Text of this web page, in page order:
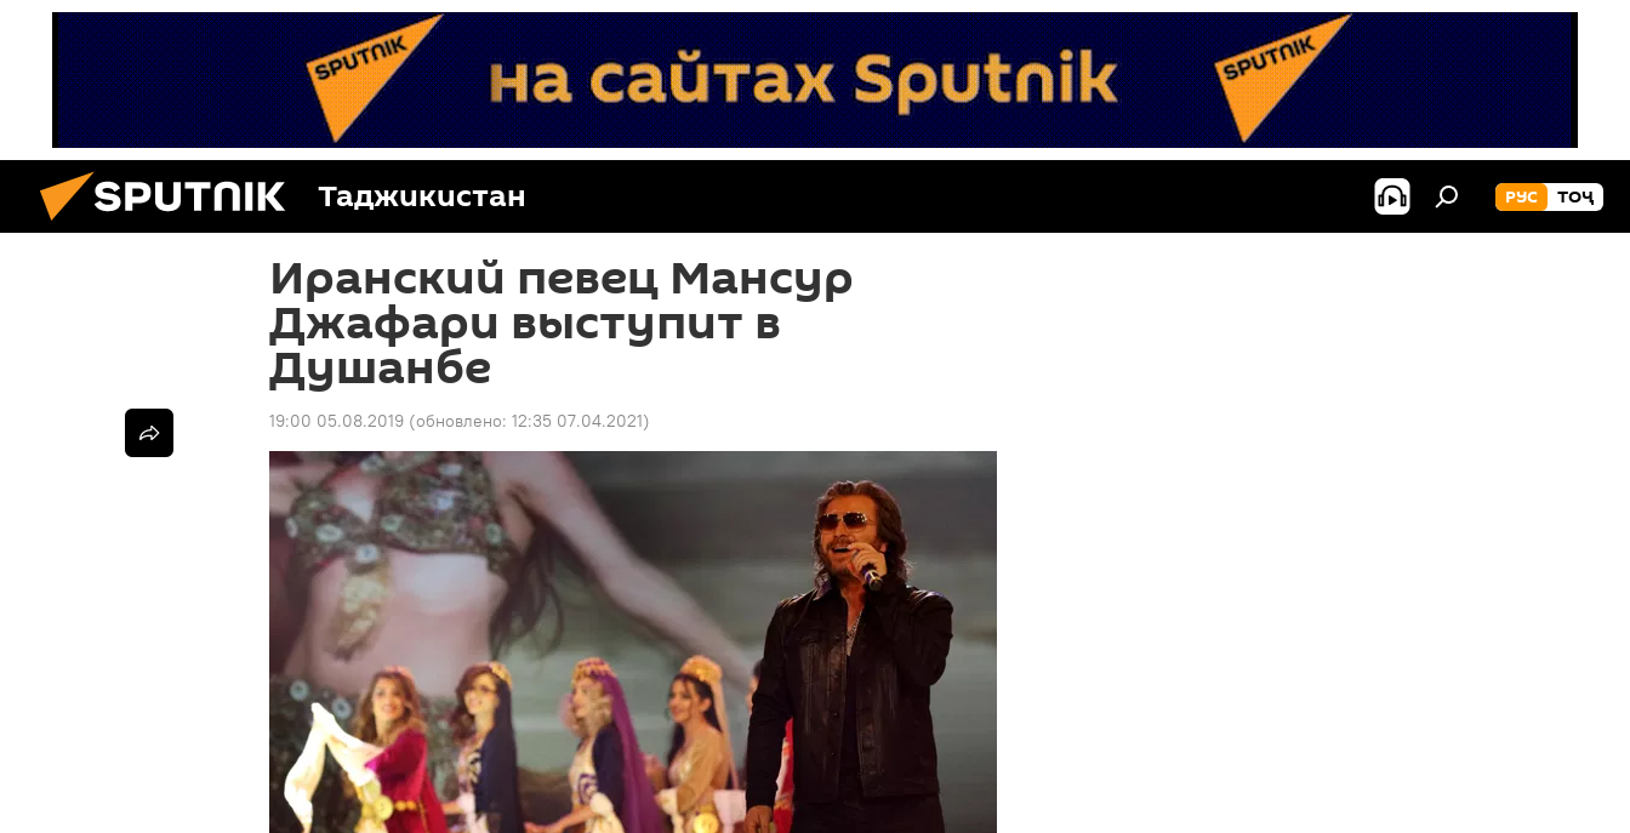
Таджикистан РУС ТОҶ
Иранский певец Мансур
Джафари выступит в
Душанбе
19:00 05.08.2019 (обновлено: 12:35 07.04.2021)